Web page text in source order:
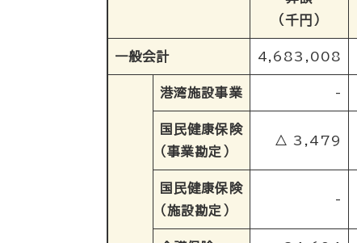
（千円）
一般会計 4,683,008
港湾施設事業 -
国民健康保険
（事業勘定）
△ 3,479
国民健康保険
（施設勘定）
-